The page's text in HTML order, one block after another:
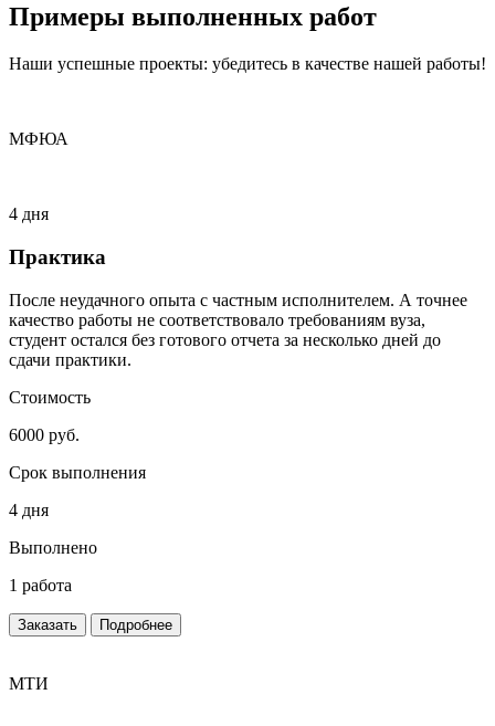
Примеры выполненных работ
Наши успешные проекты: убедитесь в качестве нашей работы!
МФЮА
4 дня
Практика
После неудачного опыта с частным исполнителем. А точнее
качество работы не соответствовало требованиям вуза,
студент остался без готового отчета за несколько дней до
сдачи практики.
Стоимость
6000 руб.
Срок выполнения
4 дня
Выполнено
1 работа
Заказать Подробнее
МТИ